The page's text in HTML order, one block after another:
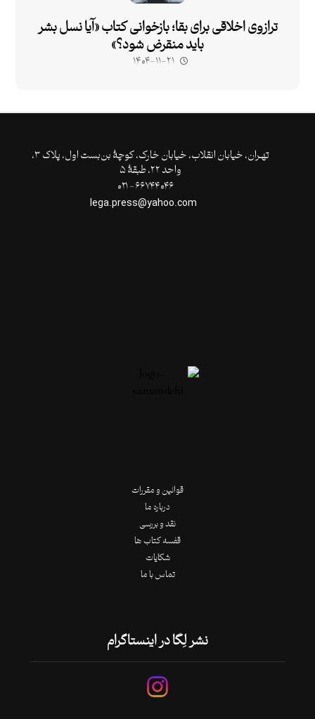
ترازوی اخلاقی برای بقا؛ بازخوانی کتاب «آیا نسل بشر
باید منقرض شود؟»
۱۴۰۴-۱۱-۲۱
تهـران،‌ خیابان انقلاب، خیابان خارک، کوچۀ بن‌بست اول، پلاک ۳،
واحد ۲۲، طبقۀ ۵
قوانین و مقررات
درباره ما
نقد و بررسی
قفسه کتاب ها
شکایات
تماس با ما
نشر لِگا در اینستاگرام